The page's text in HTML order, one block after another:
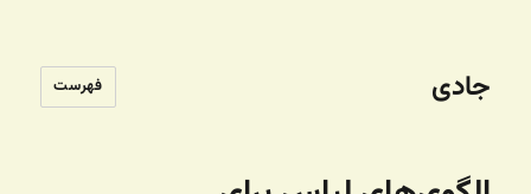
جادی فهرست